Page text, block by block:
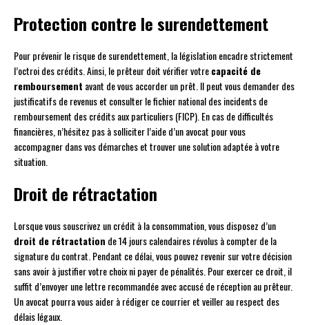
Protection contre le surendettement
Pour prévenir le risque de surendettement, la législation encadre strictement
l’octroi des crédits. Ainsi, le prêteur doit vérifier votrecapacité de
remboursement avant de vous accorder un prêt. Il peut vous demander des
justificatifs de revenus et consulter le fichier national des incidents de
remboursement des crédits aux particuliers (FICP). En cas de difficultés
financières, n’hésitez pas à solliciter l’aide d’un avocat pour vous
accompagner dans vos démarches et trouver une solution adaptée à votre
situation.
Droit de rétractation
Lorsque vous souscrivez un crédit à la consommation, vous disposez d’un
droit de rétractation de 14 jours calendaires révolus à compter de la
signature du contrat. Pendant ce délai, vous pouvez revenir sur votre décision
sans avoir à justifier votre choix ni payer de pénalités. Pour exercer ce droit, il
suffit d’envoyer une lettre recommandée avec accusé de réception au prêteur.
Un avocat pourra vous aider à rédiger ce courrier et veiller au respect des
délais légaux.